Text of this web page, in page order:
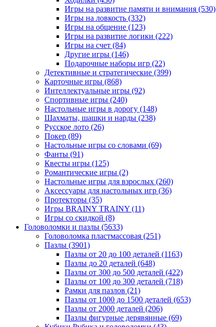
Игры на развитие памяти и внимания (530)
Игры на ловкость (332)
Игры на общение (123)
Игры на развитие логики (222)
Игры на счет (84)
Другие игры (146)
Подарочные наборы игр (22)
Детективные и стратегические (399)
Карточные игры (868)
Интеллектуальные игры (92)
Спортивные игры (240)
Настольные игры в дорогу (148)
Шахматы, шашки и нарды (238)
Русское лото (26)
Покер (89)
Настольные игры со словами (69)
Фанты (91)
Квесты игры (125)
Романтические игры (2)
Настольные игры для взрослых (260)
Аксессуары для настольных игр (36)
Протекторы (35)
Игры BRAINY TRAINY (11)
Игры со скидкой (8)
Головоломки и пазлы (5633)
Головоломка пластмассовая (251)
Пазлы (3901)
Пазлы от 20 до 100 деталей (1163)
Пазлы до 20 деталей (648)
Пазлы от 300 до 500 деталей (422)
Пазлы от 100 до 300 деталей (718)
Рамки для пазлов (21)
Пазлы от 1000 до 1500 деталей (653)
Пазлы от 2000 деталей (206)
Пазлы фигурные дерявянные (69)